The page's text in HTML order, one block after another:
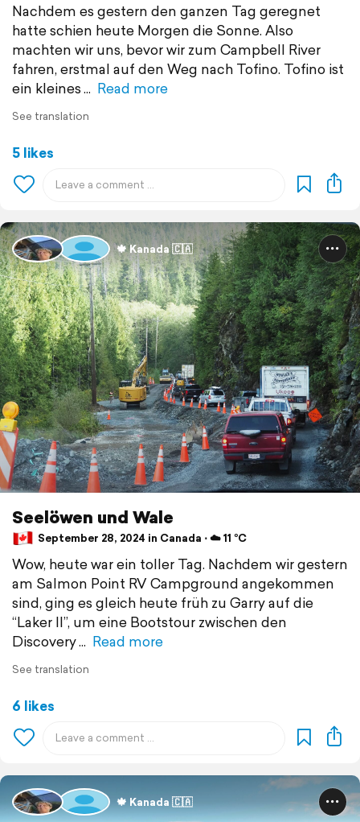
Nachdem es gestern den ganzen Tag geregnet
hatte schien heute Morgen die Sonne. Also
machten wir uns, bevor wir zum Campbell River
fahren, erstmal auf den Weg nach Tofino. Tofino ist
ein kleines
Read more
See translation
5 likes
🍁 Kanada 🇨🇦
Seelöwen und Wale
September 28, 2024 in Canada ⋅ ☁️ 11 °C
Wow, heute war ein toller Tag. Nachdem wir gestern
am Salmon Point RV Campground angekommen
sind, ging es gleich heute früh zu Garry auf die
“Laker II”, um eine Bootstour zwischen den
Discovery
Read more
See translation
6 likes
🍁 Kanada 🇨🇦